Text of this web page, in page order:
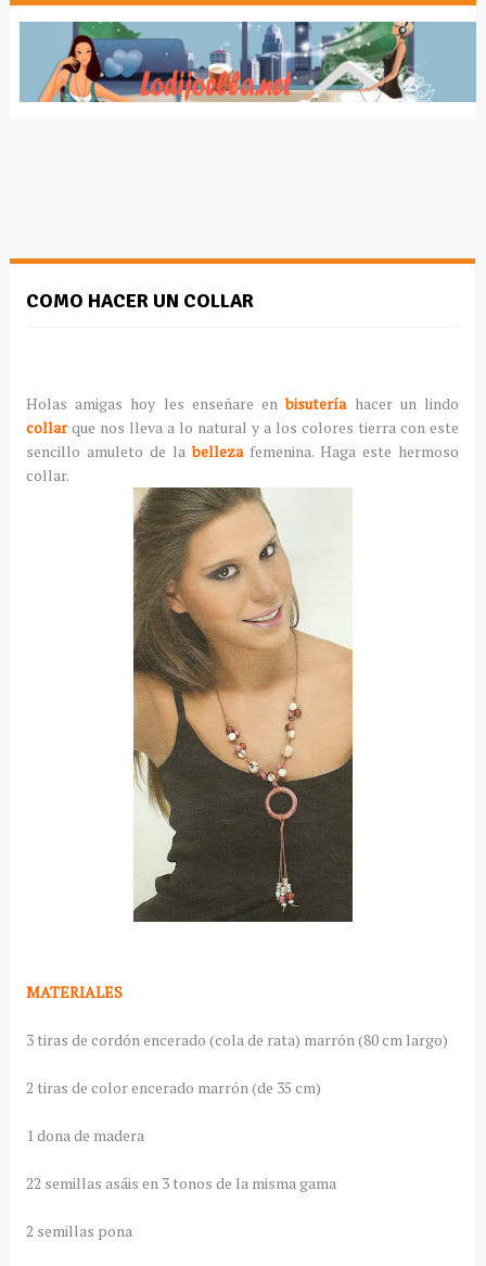
COMO HACER UN COLLAR
Holas amigas hoy les enseñare enbisuteríahacer un lindo
collarque nos lleva a lo natural y a los colores tierra con este
sencillo amuleto de labellezafemenina. Haga este hermoso
collar.
MATERIALES
3 tiras de cordón encerado (cola de rata) marrón (80 cm largo)
2 tiras de color encerado marrón (de 35 cm)
1 dona de madera
22 semillas asáis en 3 tonos de la misma gama
2 semillas pona